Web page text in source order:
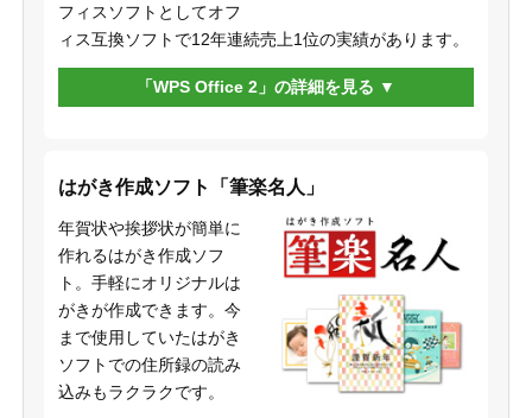
フィスソフトとしてオフ
ィス互換ソフトで12年連続売上1位の実績があります。
「WPS Office 2」の詳細を見る
はがき作成ソフト「筆楽名人」
年賀状や挨拶状が簡単に
作れるはがき作成ソフ
ト。手軽にオリジナルは
がきが作成できます。今
まで使用していたはがき
ソフトでの住所録の読み
込みもラクラクです。